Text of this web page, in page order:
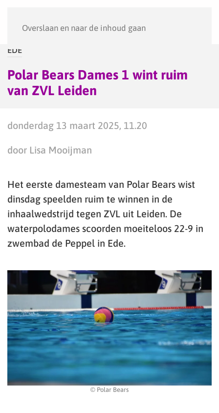
Overslaan en naar de inhoud gaan
EDE
Polar Bears Dames 1 wint ruim
van ZVL Leiden
donderdag 13 maart 2025, 11.20
door Lisa Mooijman
Het eerste damesteam van Polar Bears wist
dinsdag speelden ruim te winnen in de
inhaalwedstrijd tegen ZVL uit Leiden. De
waterpolodames scoorden moeiteloos 22-9 in
zwembad de Peppel in Ede.
© Polar Bears